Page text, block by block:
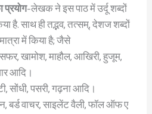
प्रयोग-लेखक ने इस पाठ में उर्दू शब्दों
है. साथ ही तद्भव, तत्सम्, देशज शब्दों
में किया है; जैसे
खामोश, माहौल, आखिरी, हुजूम,
आदि।
सोंधी, पसरी, गढ़ना आदि।
बर्ड वाचर, साइलेंट वैली, फॉल ऑफ ए